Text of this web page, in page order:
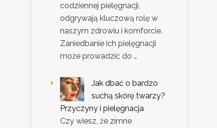
codziennej pielęgnacji,
odgrywają kluczową rolę w
naszym zdrowiu i komforcie.
Zaniedbanie ich pielęgnacji
może prowadzić do …
Jak dbać o bardzo
suchą skórę twarzy?
Przyczyny i pielęgnacja
Czy wiesz, że zimne